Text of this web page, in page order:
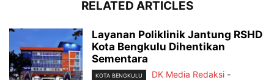
RELATED ARTICLES
Layanan Poliklinik Jantung RSHD
Kota Bengkulu Dihentikan
Sementara
KOTA BENGKULU DK Media Redaksi -